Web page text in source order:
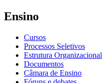
Ensino
Cursos
Processos Seletivos
Estrutura Organizacional
Documentos
Câmara de Ensino